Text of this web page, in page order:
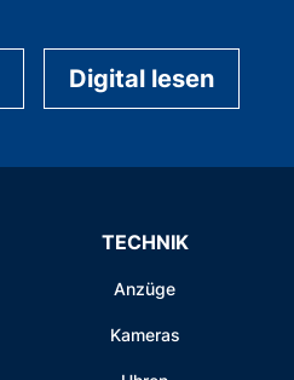
Digital lesen
TECHNIK
Anzüge
Kameras